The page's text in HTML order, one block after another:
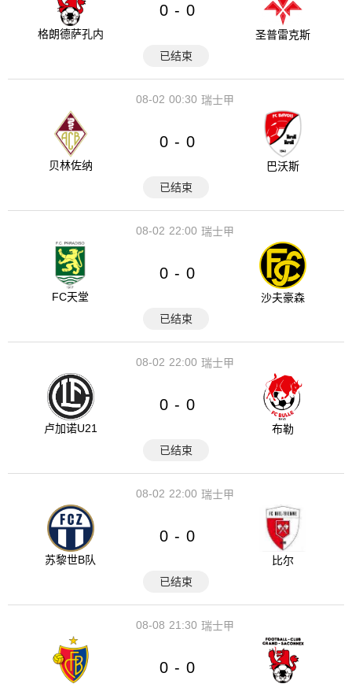
格朗德萨孔内
0 - 0
圣普雷克斯
已结束
00:30
08-02 瑞士甲
贝林佐纳
0 - 0
巴沃斯
已结束
22:00
08-02 瑞士甲
FC天堂
0 - 0
沙夫豪森
已结束
22:00
08-02 瑞士甲
卢加诺U21
0 - 0
布勒
已结束
22:00
08-02 瑞士甲
苏黎世B队
0 - 0
比尔
已结束
21:30
08-08 瑞士甲
0 - 0